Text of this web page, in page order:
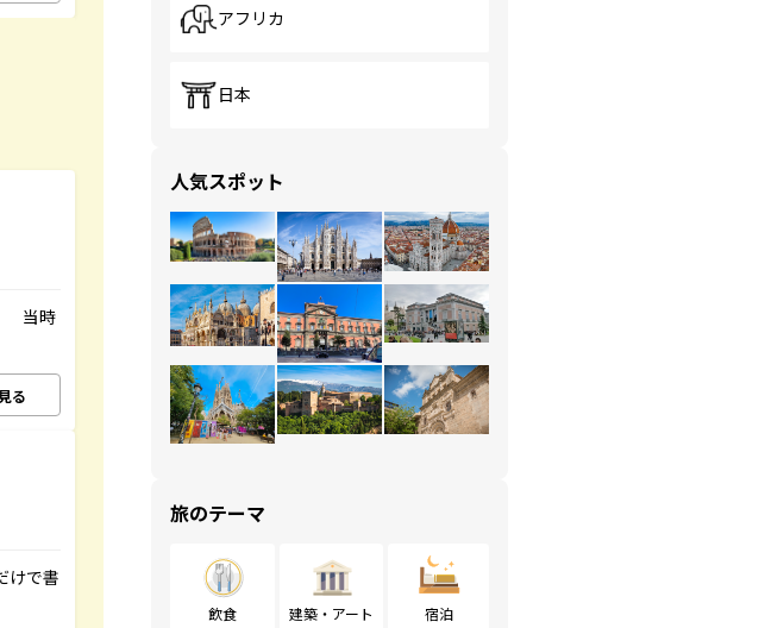
当時
る
けで書
アフリカ
日本
人気スポット
旅のテーマ
飲食 建築・アート 宿泊